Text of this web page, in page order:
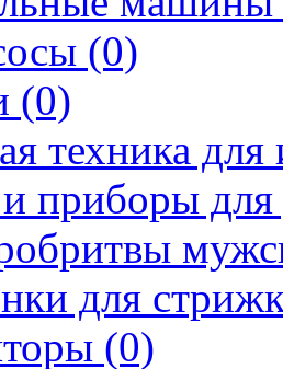
(0)
(0)
техника
приборы для
для
(0)